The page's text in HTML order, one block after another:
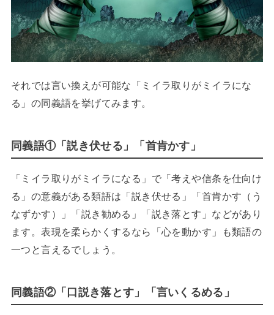
それでは言い換えが可能な「ミイラ取りがミイラにな
る」の同義語を挙げてみます。
同義語①「説き伏せる」「首肯かす」
「ミイラ取りがミイラになる」で「考えや信条を仕向け
る」の意義がある類語は「説き伏せる」「首肯かす（う
なずかす）」「説き勧める」「説き落とす」などがあり
ます。表現を柔らかくするなら「心を動かす」も類語の
一つと言えるでしょう。
同義語②「口説き落とす」「言いくるめる」